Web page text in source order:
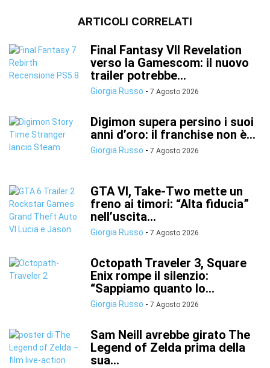
ARTICOLI CORRELATI
Final Fantasy VII Revelation
verso la Gamescom: il nuovo
trailer potrebbe...
Giorgia Russo - 7 Agosto 2026
Digimon supera persino i suoi
anni d’oro: il franchise non è...
Giorgia Russo - 7 Agosto 2026
GTA VI, Take-Two mette un
freno ai timori: “Alta fiducia”
nell’uscita...
Giorgia Russo - 7 Agosto 2026
Octopath Traveler 3, Square
Enix rompe il silenzio:
“Sappiamo quanto lo...
Giorgia Russo - 7 Agosto 2026
Sam Neill avrebbe girato The
Legend of Zelda prima della
sua...